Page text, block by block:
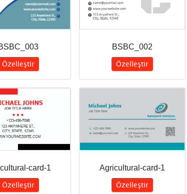
Özelleştir
BSBC_002
Özelleştir
card-1
Özelleştir
Agricultural-card-1
Özelleştir